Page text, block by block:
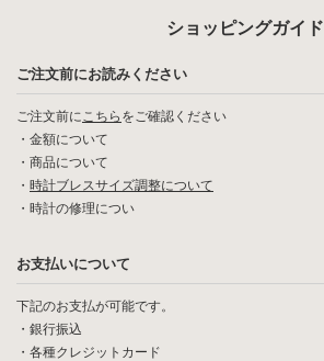
ショッピングガイド
ご注文前にお読みください
ご注文前にこちら をご確認ください
・ 金額について
・ 商品について
・ 時計ブレスサイズ調整について
・ 時計の修理につい
お支払いについて
下記のお支払が可能です。
・銀行振込
・各種クレジットカード